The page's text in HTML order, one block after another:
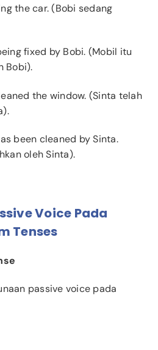
the car. (Bobi sedang
fixed by Bobi. (Mobil itu
Bobi).
the window. (Sinta telah
been cleaned by Sinta.
oleh Sinta).
Voice Pada
Tenses
passive voice pada